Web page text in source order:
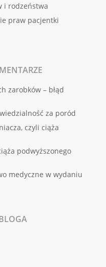
i rodzeństwa
praw pacjentki
zarobków – błąd
za poród
czyli ciąża
podwyższonego
medyczne w wydaniu